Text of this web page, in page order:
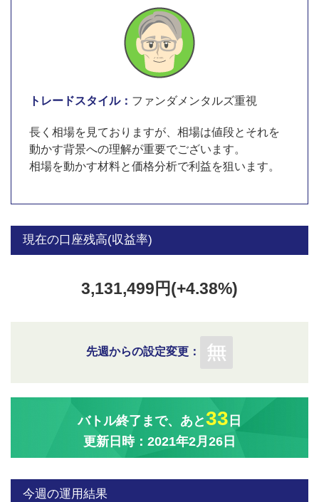
トレードスタイル： ファンダメンタルズ重視
長く相場を見ておりますが、相場は値段とそれを
動かす背景への理解が重要でございます。
相場を動かす材料と価格分析で利益を狙います。
現在の口座残高(収益率)
3,131,499円(+4.38%)
先週からの設定変更：
バトル終了まで、あと33 日
更新日時：2021年2月26日
今週の運用結果